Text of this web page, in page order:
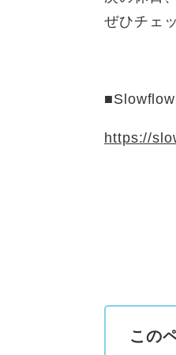
ぜひチェ
https://
この